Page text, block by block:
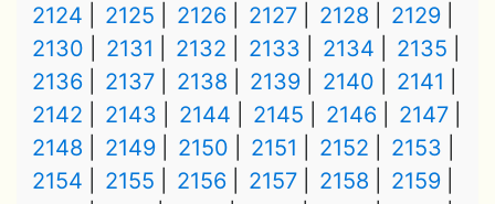
2124 2125 2126 2127 2128
2129
2130
2131 2132 2133 2134
2135
2136
2137 2138 2139 2140
2141
2142
2143 2144 2145 2146
2147
2148
2149 2150 2151 2152
2153
2154
2155 2156 2157 2158
2159